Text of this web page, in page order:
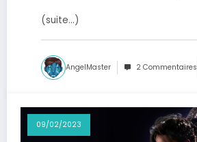
(suite…)
AngelMaster 2 Commentaires
09/02/2023